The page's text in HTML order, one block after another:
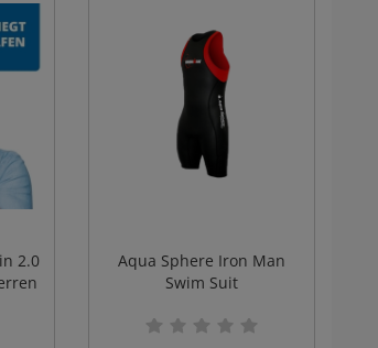
2.0
Aqua Sphere Iron Man
Swim Suit